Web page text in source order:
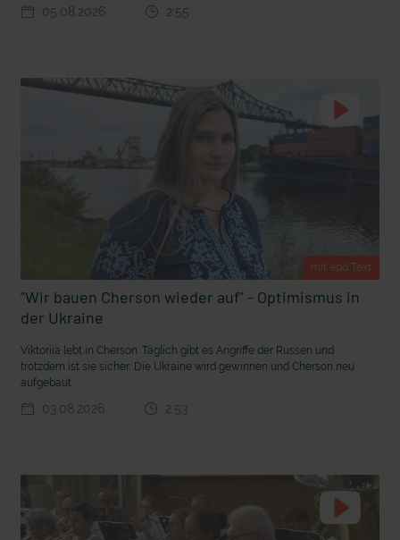
Ein Bauernhof als Klassenzimmer
05.08.2026 2:55
mit epd Text
"Wir bauen Cherson wieder auf" - Optimismus in
der Ukraine
Viktoriia lebt in Cherson. Täglich gibt es Angriffe der Russen und
trotzdem ist sie sicher: Die Ukraine wird gewinnen und Cherson neu
aufgebaut.
03.08.2026 2:53